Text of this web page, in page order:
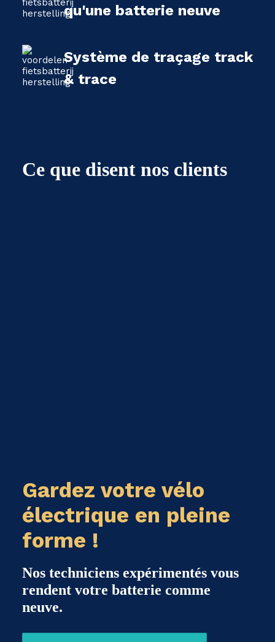
qu'une batterie neuve
Système de traçage track
& trace
Ce que disent nos clients
Gardez votre vélo
électrique en pleine
forme !
Nos techniciens expérimentés vous
rendent votre batterie comme
neuve.